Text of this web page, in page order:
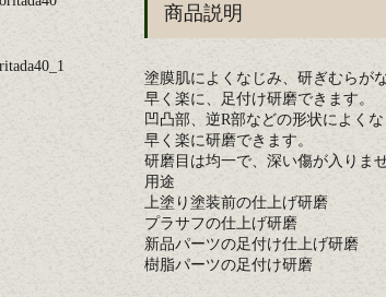
商品説明
塗膜肌によくなじみ、研ぎむらが
早く楽に、足付け研磨できます。
凹凸部、逆R部などの形状によく
早く楽に研磨できます。
研磨目は均一で、深い傷が入りませ
用途
上塗り塗装前の仕上げ研磨
プラサフの仕上げ研磨
新品パーツの足付け仕上げ研磨
樹脂パーツの足付け研磨